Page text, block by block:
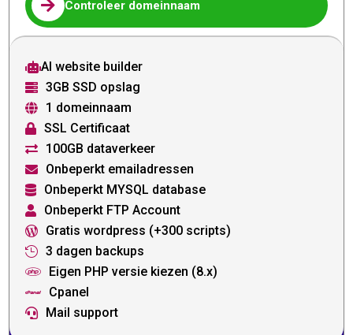
 Controleer domeinnaam
AI website builder
 3GB SSD opslag
 1 domeinnaam
 SSL Certificaat
 100GB dataverkeer
 Onbeperkt emailadressen
 Onbeperkt MYSQL database
 Onbeperkt FTP Account
 Gratis wordpress (+300 scripts)
 3 dagen backups
 Eigen PHP versie kiezen (8.x)
 Cpanel
 Mail support